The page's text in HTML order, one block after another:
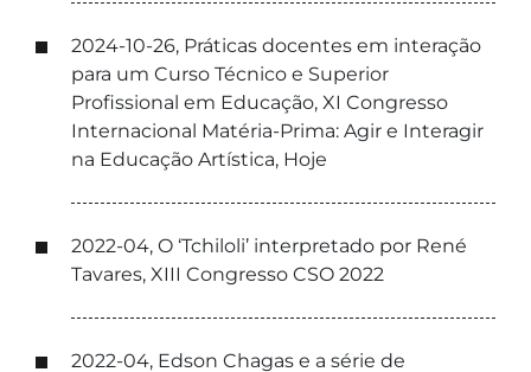
2024-10-26, Práticas docentes em interação
para um Curso Técnico e Superior
Profissional em Educação, XI Congresso
Internacional Matéria-Prima: Agir e Interagir
na Educação Artística, Hoje
2022-04, O ‘Tchiloli’ interpretado por René
Tavares, XIII Congresso CSO 2022
2022-04, Edson Chagas e a série de